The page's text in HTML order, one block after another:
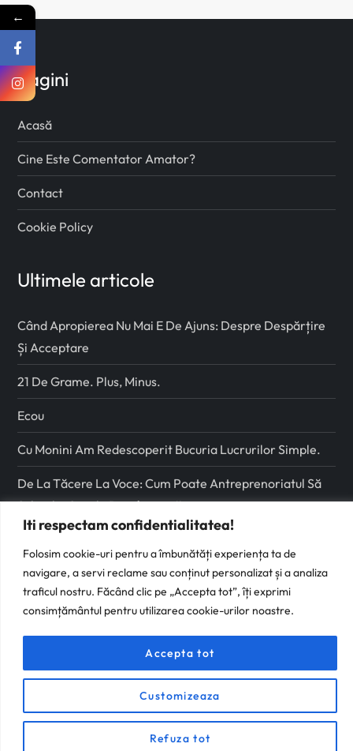
Iti respectam confidentialitatea!
Folosim cookie-uri pentru a îmbunătăți experiența ta de
navigare, a servi reclame sau conținut personalizat și a analiza
traficul nostru. Făcând clic pe „Accepta tot”, îți exprimi
consimțământul pentru utilizarea cookie-urilor noastre.
Customizeaza
Refuza tot
Accepta tot
Pagini
Acasă
Cine Este Comentator Amator?
Contact
Cookie Policy
Ultimele articole
Când Apropierea Nu Mai E De Ajuns: Despre Despărțire
Și Acceptare
21 De Grame. Plus, Minus.
Ecou
Cu Monini Am Redescoperit Bucuria Lucrurilor Simple.
De La Tăcere La Voce: Cum Poate Antreprenoriatul Să
Schimbe Școala Românească
Urmareste-ma pe
Facebook
←